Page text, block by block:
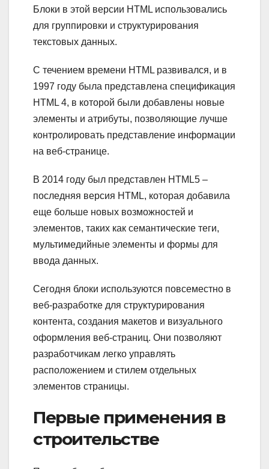
Блоки в этой версии HTML использовались
для группировки и структурирования
текстовых данных.
С течением времени HTML развивался, и в
1997 году была представлена спецификация
HTML 4, в которой были добавлены новые
элементы и атрибуты, позволяющие лучше
контролировать представление информации
на веб-странице.
В 2014 году был представлен HTML5 –
последняя версия HTML, которая добавила
еще больше новых возможностей и
элементов, таких как семантические теги,
мультимедийные элементы и формы для
ввода данных.
Сегодня блоки используются повсеместно в
веб-разработке для структурирования
контента, создания макетов и визуального
оформления веб-страниц. Они позволяют
разработчикам легко управлять
расположением и стилем отдельных
элементов страницы.
Первые применения в
строительстве